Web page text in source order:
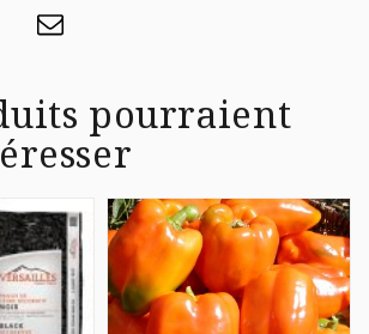
pourraient